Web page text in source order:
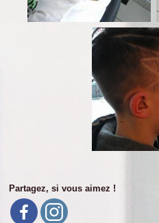
Partagez, si vous aimez !